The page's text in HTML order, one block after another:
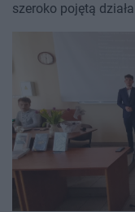
szeroko pojętą